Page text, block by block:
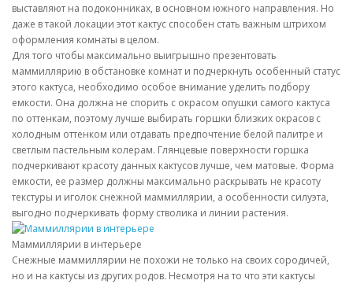
выставляют на подоконниках, в основном южного направления. Но
даже в такой локации этот кактус способен стать важным штрихом
оформления комнаты в целом.
Для того чтобы максимально выигрышно презентовать
маммиллярию в обстановке комнат и подчеркнуть особенный статус
этого кактуса, необходимо особое внимание уделить подбору
емкости. Она должна не спорить с окрасом опушки самого кактуса
по оттенкам, поэтому лучше выбирать горшки близких окрасов с
холодным оттенком или отдавать предпочтение белой палитре и
светлым пастельным колерам. Глянцевые поверхности горшка
подчеркивают красоту данных кактусов лучше, чем матовые. Форма
емкости, ее размер должны максимально раскрывать не красоту
текстуры и иголок снежной маммиллярии, а особенности силуэта,
выгодно подчеркивать форму стволика и линии растения.
Маммиллярии в интерьере
Снежные маммиллярии не похожи не только на своих сородичей,
но и на кактусы из других родов. Несмотря на то что эти кактусы